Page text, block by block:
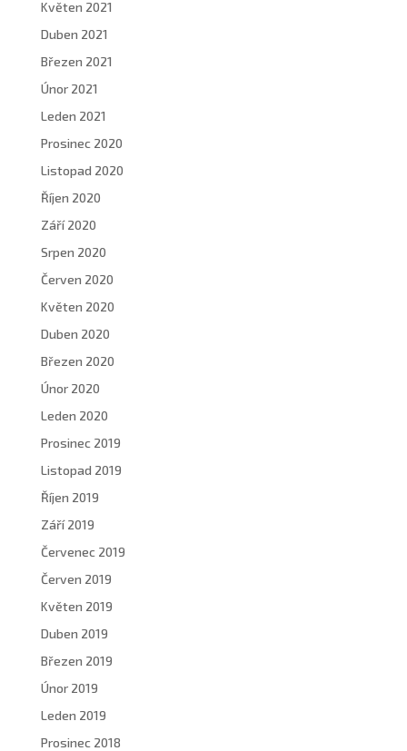
Květen 2021
Duben 2021
Březen 2021
Únor 2021
Leden 2021
Prosinec 2020
Listopad 2020
Říjen 2020
Září 2020
Srpen 2020
Červen 2020
Květen 2020
Duben 2020
Březen 2020
Únor 2020
Leden 2020
Prosinec 2019
Listopad 2019
Říjen 2019
Září 2019
Červenec 2019
Červen 2019
Květen 2019
Duben 2019
Březen 2019
Únor 2019
Leden 2019
Prosinec 2018